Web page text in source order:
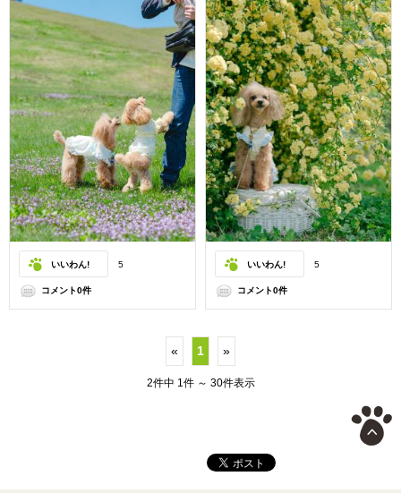
いいわん! 5
コメント0件
いいわん! 5
コメント0件
« 1 »
2件中 1件 ～ 30件表示